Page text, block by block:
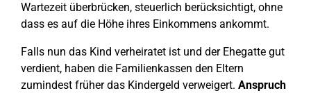
Wartezeit überbrücken, steuerlich berücksichtigt, ohne
dass es auf die Höhe ihres Einkommens ankommt.
Falls nun das Kind verheiratet ist und der Ehegatte gut
verdient, haben die Familienkassen den Eltern
zumindest früher das Kindergeld verweigert. Anspruch